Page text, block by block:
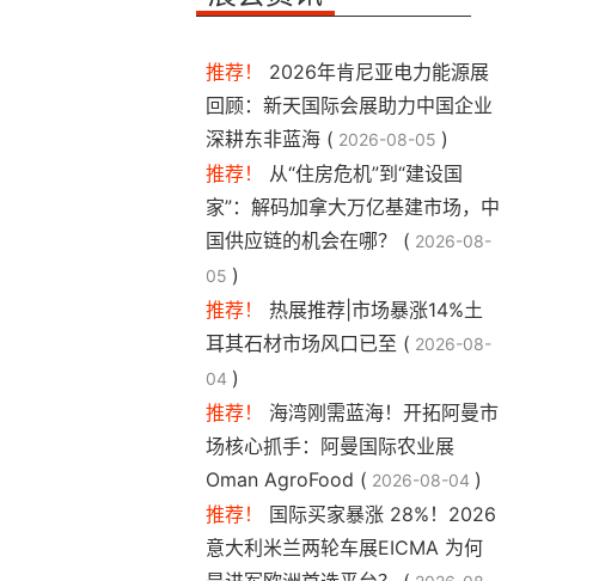
推荐！
2026年肯尼亚电力能源展
回顾：新天国际会展助力中国企业
深耕东非蓝海 ( 2026-08-05 )
推荐！
从“住房危机”到“建设国
家”：解码加拿大万亿基建市场，中
国供应链的机会在哪？ ( 2026-08-
05 )
推荐！
热展推荐|市场暴涨14%土
耳其石材市场风口已至 ( 2026-08-
04 )
推荐！
海湾刚需蓝海！开拓阿曼市
场核心抓手：阿曼国际农业展
Oman AgroFood ( 2026-08-04 )
推荐！
国际买家暴涨 28%！2026
意大利米兰两轮车展EICMA 为何